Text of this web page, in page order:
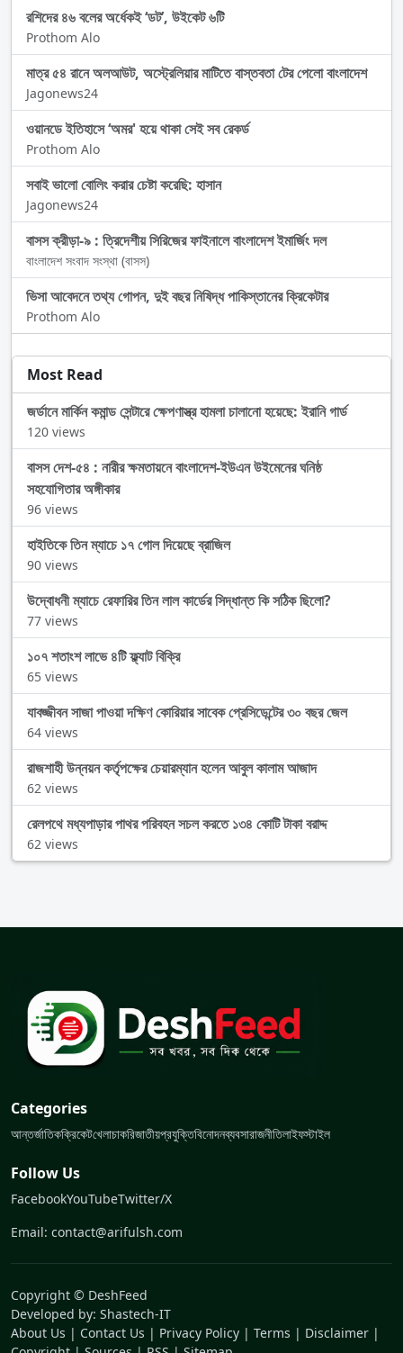
রশিদের ৪৬ বলের অর্ধেকই ‘ডট’, উইকেট ৬টি
Prothom Alo
মাত্র ৫৪ রানে অলআউট, অস্ট্রেলিয়ার মাটিতে বাস্তবতা টের পেলো বাংলাদেশ
Jagonews24
ওয়ানডে ইতিহাসে ‘অমর' হয়ে থাকা সেই সব রেকর্ড
Prothom Alo
সবাই ভালো বোলিং করার চেষ্টা করেছি: হাসান
Jagonews24
বাসস ক্রীড়া-৯ : ত্রিদেশীয় সিরিজের ফাইনালে বাংলাদেশ ইমার্জিং দল
বাংলাদেশ সংবাদ সংস্থা (বাসস)
ভিসা আবেদনে তথ্য গোপন, দুই বছর নিষিদ্ধ পাকিস্তানের ক্রিকেটার
Prothom Alo
Most Read
জর্ডানে মার্কিন কমান্ড সেন্টারে ক্ষেপণাস্ত্র হামলা চালানো হয়েছে: ইরানি গার্ড
120 views
বাসস দেশ-৫৪ : নারীর ক্ষমতায়নে বাংলাদেশ-ইউএন উইমেনের ঘনিষ্ঠ
সহযোগিতার অঙ্গীকার
96 views
হাইতিকে তিন ম্যাচে ১৭ গোল দিয়েছে ব্রাজিল
90 views
উদ্বোধনী ম্যাচে রেফারির তিন লাল কার্ডের সিদ্ধান্ত কি সঠিক ছিলো?
77 views
১০৭ শতাংশ লাভে ৪টি ফ্ল্যাট বিক্রি
65 views
যাবজ্জীবন সাজা পাওয়া দক্ষিণ কোরিয়ার সাবেক প্রেসিডেন্টের ৩০ বছর জেল
64 views
রাজশাহী উন্নয়ন কর্তৃপক্ষের চেয়ারম্যান হলেন আবুল কালাম আজাদ
62 views
রেলপথে মধ্যপাড়ার পাথর পরিবহন সচল করতে ১৩৪ কোটি টাকা বরাদ্দ
62 views
Categories
আন্তর্জাতিকক্রিকেটখেলাচাকরিজাতীয়প্রযুক্তিবিনোদনব্যবসারাজনীতিলাইফস্টাইল
Follow Us
FacebookYouTubeTwitter/X
Email: contact@arifulsh.com
Copyright © DeshFeed
Developed by: Shastech-IT
About Us | Contact Us | Privacy Policy | Terms | Disclaimer |